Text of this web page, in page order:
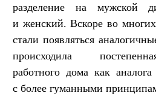
разделение на мужской
и женский. Вскоре во многих
стали появляться
происходила
работного дома как
с более гуманными